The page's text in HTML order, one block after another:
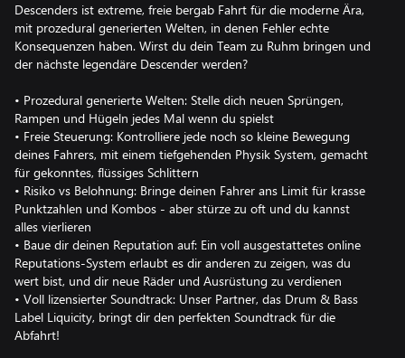
Descenders ist extreme, freie bergab Fahrt für die moderne Ära,
mit prozedural generierten Welten, in denen Fehler echte
Konsequenzen haben. Wirst du dein Team zu Ruhm bringen und
der nächste legendäre Descender werden?
• Prozedural generierte Welten: Stelle dich neuen Sprüngen,
Rampen und Hügeln jedes Mal wenn du spielst
• Freie Steuerung: Kontrolliere jede noch so kleine Bewegung
deines Fahrers, mit einem tiefgehenden Physik System, gemacht
für gekonntes, flüssiges Schlittern
• Risiko vs Belohnung: Bringe deinen Fahrer ans Limit für krasse
Punktzahlen und Kombos - aber stürze zu oft und du kannst
alles vierlieren
• Baue dir deinen Reputation auf: Ein voll ausgestattetes online
Reputations-System erlaubt es dir anderen zu zeigen, was du
wert bist, und dir neue Räder und Ausrüstung zu verdienen
• Voll lizensierter Soundtrack: Unser Partner, das Drum & Bass
Label Liquicity, bringt dir den perfekten Soundtrack für die
Abfahrt!